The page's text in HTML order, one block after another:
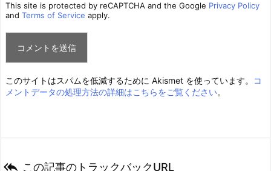
This site is protected by reCAPTCHA and the Google Privacy Policy
and Terms of Service apply.
このサイトはスパムを低減するために Akismet を使っています。
コ
メントデータの処理方法の詳細はこちらをご覧ください。
 この記事のトラックバックURL